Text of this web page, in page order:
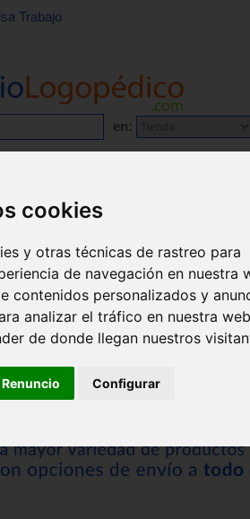
cookies
y otras técnicas de rastreo para
de navegación en nuestra
contenidos personalizados y
analizar el tráfico en nuestra
de donde llegan nuestros
Renuncio Configurar
Trabajo
en: